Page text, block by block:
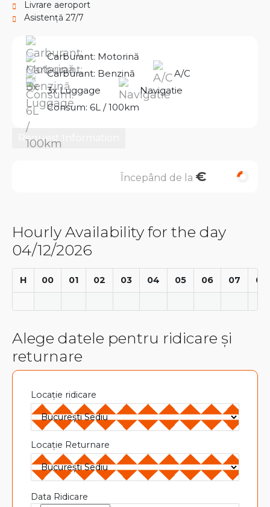
Livrare aeroport
Asistență 27/7
Carburant: Motorină
Carburant: Benzină
A/C
3x Luggage
Navigatie
Consum: 6L / 100km
Request Information
Începând de la €
Hourly Availability for the day
04/12/2026
H 00 01 02 03 04 05 06 07 08
Alege datele pentru ridicare și
returnare
Locație ridicare
Locație Returnare
Data Ridicare